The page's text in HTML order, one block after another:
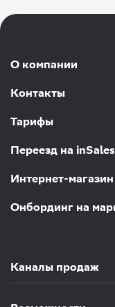
О компании
Контакты
Тарифы
Переезд на inSales
Интернет-
Онбординг на
Каналы продаж